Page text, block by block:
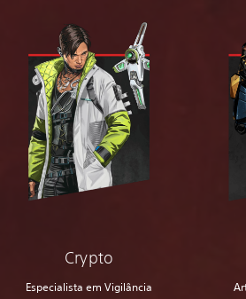
Crypto
Especialista em Vigilância